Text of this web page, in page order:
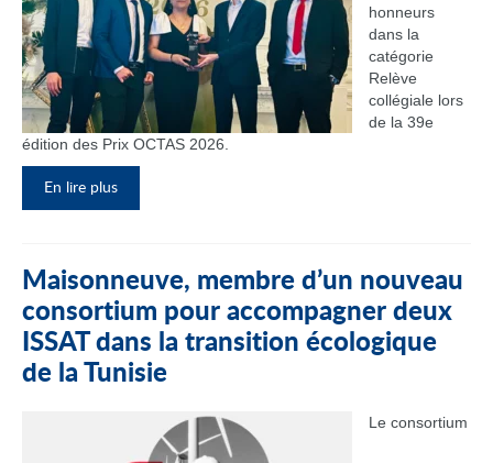
honneurs
dans la
catégorie
Relève
collégiale lors
de la 39e
édition des Prix OCTAS 2026.
En lire plus
Maisonneuve, membre d’un nouveau
consortium pour accompagner deux
ISSAT dans la transition écologique
de la Tunisie
Le consortium